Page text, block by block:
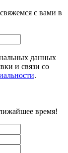
с вами в
данных
и связи со
.
время!